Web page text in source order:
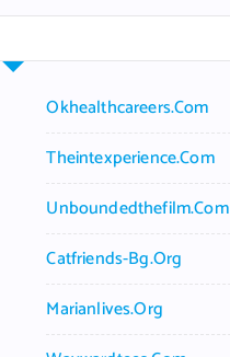
r
h
Okhealthcareers.com
Theintexperience.com
Unboundedthefilm.com
Catfriends-Bg.org
Marianlives.org